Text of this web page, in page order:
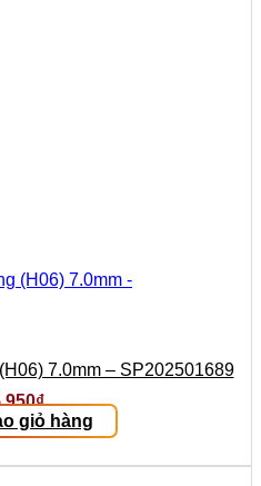
7.0mm – SP202501689
₫
giỏ hàng